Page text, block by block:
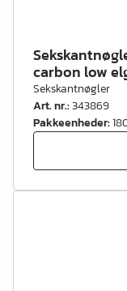
carbon low
Sekskantnøgler
Art. nr.:343869
Pakkeenheder: